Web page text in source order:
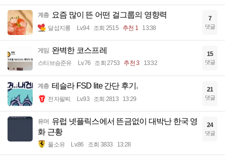
계층 요즘 많이 뜬 어떤 걸그룹의 영향력
달섭지롱 Lv.94 조회 2515 추천 1 13:38
7
댓글
게임 완벽한 코스프레
스티브승준유 Lv.76 조회 2753 추천 3 13:32
15
댓글
계층 테슬라 FSD lite 간단 후기.
전자팔찌 Lv.93 조회 2813 13:29
21
댓글
유머 유럽 넷플릭스에서 뜬금없이 대박난 한국 영
화 근황
풀소유 Lv.86 조회 3833 13:28
24
댓글